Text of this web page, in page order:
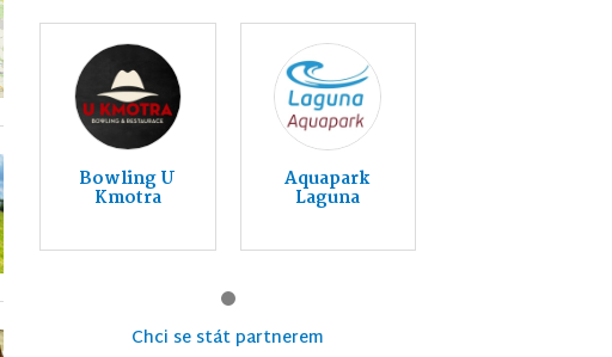
Bowling U
Kmotra
Aquapark
Laguna
Chci se stát partnerem